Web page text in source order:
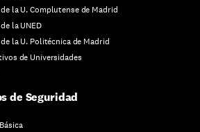
la U. Complutense de Madrid
la UNED
la U. Politécnica de Madrid
de Universidades
de Seguridad